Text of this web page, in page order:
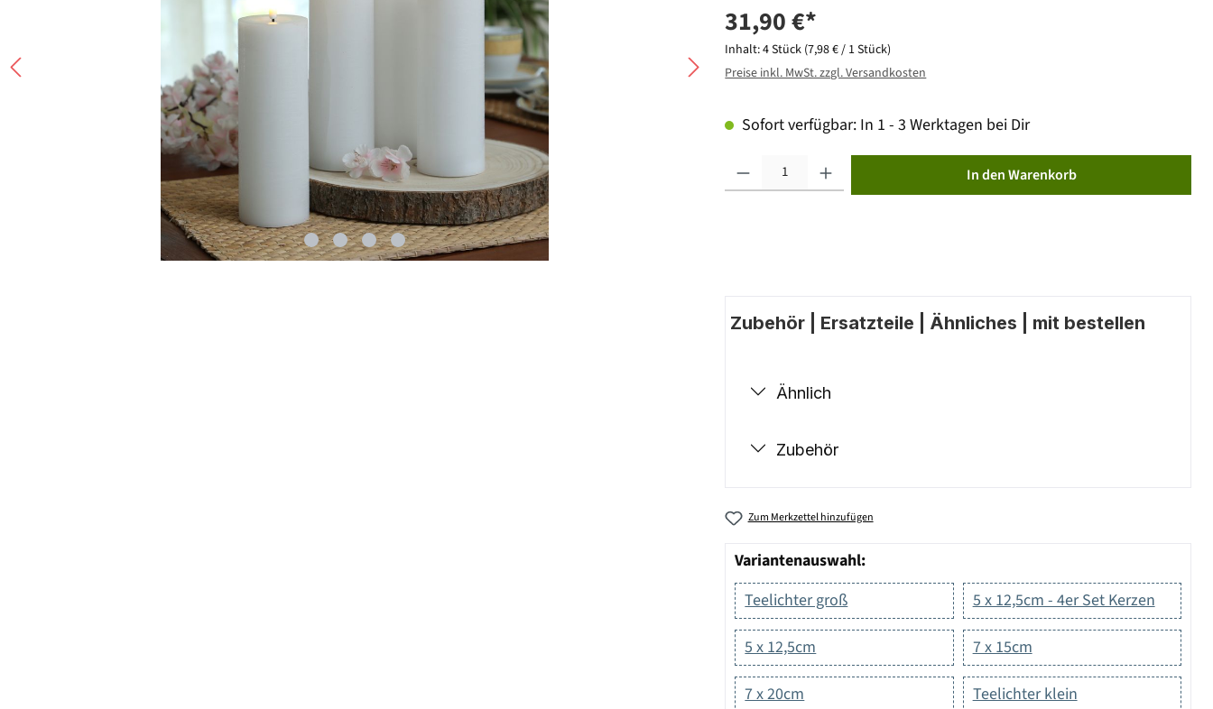
31,90 €*
Inhalt:4 Stück (7,98 € / 1 Stück)
Preise inkl. MwSt. zzgl. Versandkosten
Sofort verfügbar: In 1 - 3 Werktagen bei Dir
In den Warenkorb
Zubehör | Ersatzteile | Ähnliches | mit bestellen
Ähnlich
Zubehör
Zum Merkzettel hinzufügen
Variantenauswahl:
Teelichter groß
5 x 12,5cm - 4er Set Kerzen
5 x 12,5cm 7 x 15cm
7 x 20cm Teelichter klein